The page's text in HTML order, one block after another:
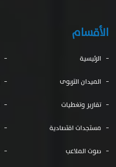
الأقسام
الرئيسية
الميدان التربوى
تقارير وتغطيات
مستجدات اقتصادية
صوت الملاعب